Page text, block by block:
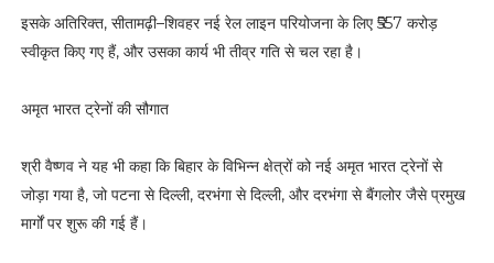
इसके अतिरिक्त, सीतामढ़ी–शिवहर नई रेल लाइन परियोजना के लिए ₹557 करोड़
स्वीकृत किए गए हैं, और उसका कार्य भी तीव्र गति से चल रहा है।
अमृत भारत ट्रेनों की सौगात
श्री वैष्णव ने यह भी कहा कि बिहार के विभिन्न क्षेत्रों को नई अमृत भारत ट्रेनों से
जोड़ा गया है, जो पटना से दिल्ली, दरभंगा से दिल्ली, और दरभंगा से बैंगलोर जैसे प्रमुख
मार्गों पर शुरू की गई हैं।